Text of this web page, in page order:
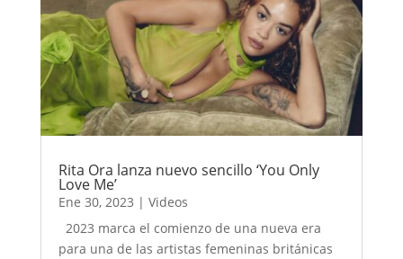
Rita Ora lanza nuevo sencillo ‘You Only
Love Me’
Ene 30, 2023 | Videos
2023 marca el comienzo de una nueva era
para una de las artistas femeninas británicas